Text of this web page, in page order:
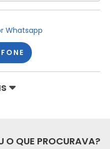
Whatsapp
O QUE PROCURAVA?